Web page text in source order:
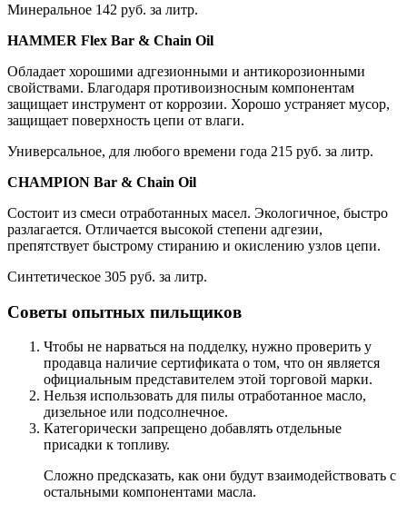
Минеральное 142 руб. за литр.
HAMMER Flex Bar & Chain Oil
Обладает хорошими адгезионными и антикорозионными
свойствами. Благодаря противоизносным компонентам
защищает инструмент от коррозии. Хорошо устраняет мусор,
защищает поверхность цепи от влаги.
Универсальное, для любого времени года 215 руб. за литр.
CHAMPION Bar & Chain Oil
Состоит из смеси отработанных масел. Экологичное, быстро
разлагается. Отличается высокой степени адгезии,
препятствует быстрому стиранию и окислению узлов цепи.
Синтетическое 305 руб. за литр.
Советы опытных пильщиков
Чтобы не нарваться на подделку, нужно проверить у
продавца наличие сертификата о том, что он является
официальным представителем этой торговой марки.
Нельзя использовать для пилы отработанное масло,
дизельное или подсолнечное.
Категорически запрещено добавлять отдельные
присадки к топливу.
Сложно предсказать, как они будут взаимодействовать с
остальными компонентами масла.